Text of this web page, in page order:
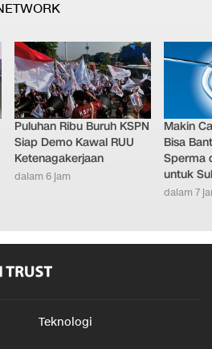
Puluhan Ribu Buruh KSPN
Siap Demo Kawal RUU
Ketenagakerjaan
dalam 6 jam
Makin
Bisa
Sperma
untuk
dalam 7
Teknologi